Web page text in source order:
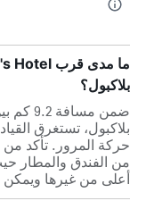
بلاكبول؟
حركة المرور. تأكد
من الفندق والمطار
أعلى من غيرها